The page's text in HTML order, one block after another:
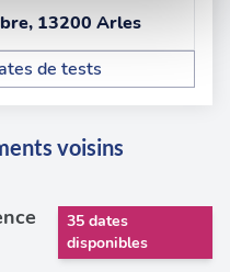
trafic. Nous
sur l'utilisation de
de médias sociaux, de
combiner celles-ci
leur avez fournies
utilisation de leurs
13200 Arles
de tests
voisins
35 dates
disponibles